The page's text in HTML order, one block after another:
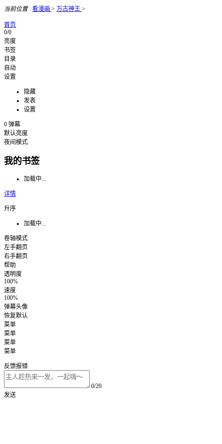
当前位置: 看漫画 > 万古神王 >
首页
0/0
亮度
书签
目录
自动
设置
隐藏
发表
设置
0 弹幕
默认亮度
夜间模式
我的书签
加载中...
详情
升序
加载中...
卷轴模式
左手翻页
右手翻页
帮助
透明度
100%
速度
100%
弹幕头像
恢复默认
菜单
菜单
菜单
菜单
反馈报错
0/20
发送